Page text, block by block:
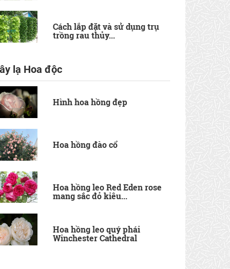
Cách lắp đặt và sử dụng trụ
trồng rau thủy...
lạ Hoa độc
Hình hoa hồng đẹp
Hoa hồng đào cổ
Hoa hồng leo Red Eden rose
mang sắc đỏ kiêu...
Hoa hồng leo quý phái
Winchester Cathedral